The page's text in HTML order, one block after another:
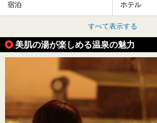
宿泊 ホテル
すべて表示する
美肌の湯が楽しめる温泉の魅力